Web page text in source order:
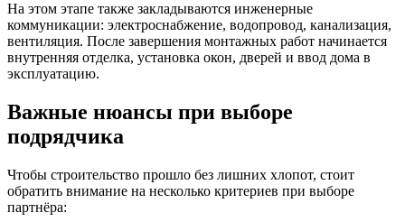
На этом этапе также закладываются инженерные
коммуникации: электроснабжение, водопровод, канализация,
вентиляция. После завершения монтажных работ начинается
внутренняя отделка, установка окон, дверей и ввод дома в
эксплуатацию.
Важные нюансы при выборе
подрядчика
Чтобы строительство прошло без лишних хлопот, стоит
обратить внимание на несколько критериев при выборе
партнёра: